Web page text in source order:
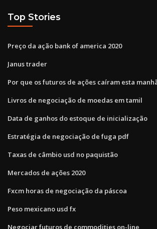
Top Stories
Preço da ação bank of america 2020
Janus trader
Por que os futuros de ações caíram esta
Livros de negociação de moedas em tamil
Data de ganhos do estoque de inicialização
Estratégia de negociação de fuga pdf
Taxas de câmbio usd no paquistão
Mercados de ações 2020
Fxcm horas de negociação da páscoa
Peso mexicano usd fx
Negociar futuros de commodities on-line